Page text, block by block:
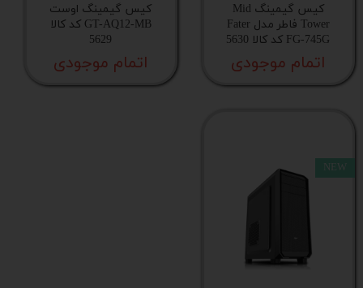
کنترلر باکس نورپردازی
قابلیت خاموش کردن نورپردازی
پشتیبانی از رادیاتور
نورپردازی فن های از پیش نصب شده
کیس گیمینگ Mid
Tower فاطر مدل Fater
FG-745G کد کالا 5630
اتمام موجودی
کیس گیمینگ اوست
GT-AQ12-MB کد کالا
5629
اتمام موجودی
NEW